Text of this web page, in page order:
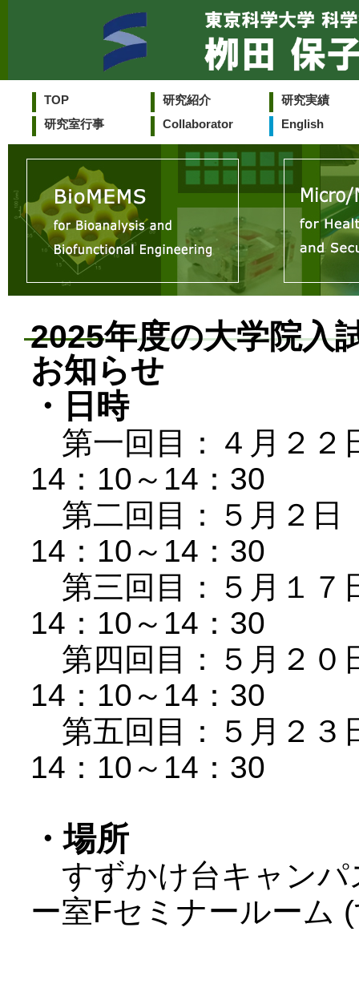
TOP 研究紹介
研究実績
研究室行事
Collaborator English
2025年度の大学院入
お知らせ
・日時
第一回目：４月２２
14：10～14：30
第二回目：５月２日
14：10～14：30
第三回目：５月１７
14：10～14：30
第四回目：５月２０
14：10～14：30
第五回目：５月２３
14：10～14：30
・場所
すずかけ台キャン
ー室Fセミナールーム